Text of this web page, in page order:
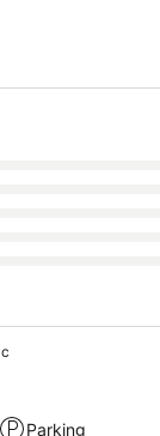
Parking